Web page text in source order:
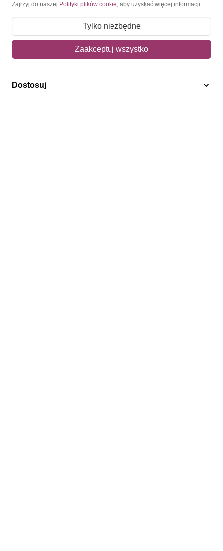
Singapur 2006 Mi bl 124 Czyste **
9,50 zł
Dodaj do koszyka
Zajrzyj do naszej Polityki plików cookie, aby uzyskać więcej informacji.
Tylko niezbędne
Zaakceptuj wszystko
Dostosuj